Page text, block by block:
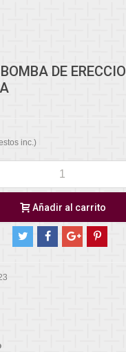
DE
inc.)
Añadir al carrito